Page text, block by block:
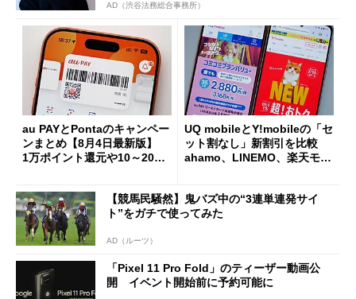
AD（渋谷法務総合事務所）
au PAYとPontaのキャンペー
ンまとめ【8月4日最新版】
1万ポイント還元や10～20％
UQ mobileとY!mobileの「セ
ット割なし」新割引を比較
ahamo、LINEMO、楽天モバ
【競馬民騒然】鬼バズ中の“3連単連発サイ
ト”をガチで使ってみた
AD（ルーツ）
「Pixel 11 Pro Fold」のティーザー動画公
開 イベント開始前に予約可能に